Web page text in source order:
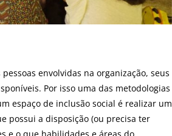
envolvidas na organização, seus
Por isso uma das metodologias
espaço de inclusão social é realizar um
possui a disposição (ou precisa ter